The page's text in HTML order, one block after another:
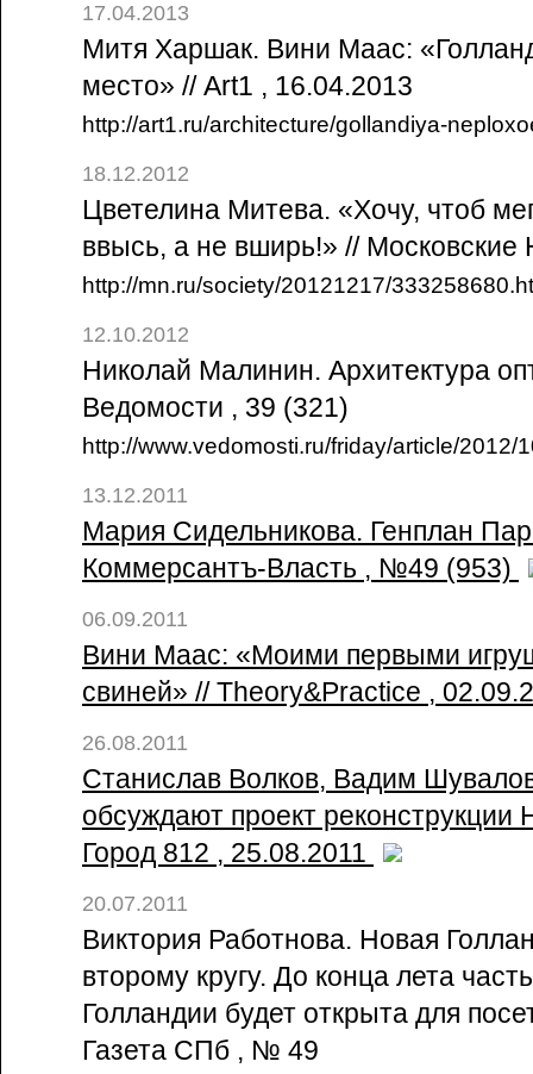
17.04.2013
Митя Харшак. Вини Маас:
место» // Art1 , 16.04.2013
http://art1.ru/architecture/gollandiya-
18.12.2012
Цветелина Митева. «Хочу, чтоб
ввысь, а не вширь!» //
http://mn.ru/society/20121217/
12.10.2012
Николай Малинин. Архитектура
Ведомости , 39 (321)
http://www.vedomosti.ru/friday/article/2012/
13.12.2011
Мария Сидельникова. Генплан
Коммерсантъ-Власть , №49 (953)
06.09.2011
Вини Маас: «Моими первыми
свиней» // Theory&Practice ,
26.08.2011
Станислав Волков, Вадим
обсуждают проект реконструкции
Город 812 , 25.08.2011
20.07.2011
Виктория Работнова. Новая
второму кругу. До конца лета
Голландии будет открыта для
Газета СПб , № 49